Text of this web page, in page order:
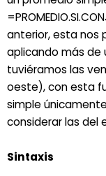
anterior, esta nos
aplicando más de
tuviéramos las
oeste), con esta
simple
considerar las del
Sintaxis